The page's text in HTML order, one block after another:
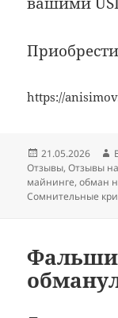
https://
Опубликовано
21.05.2026
Отзывы,Отзывы
майнинге,обман
Сомнительные